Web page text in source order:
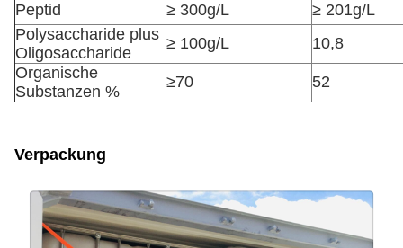
Peptid
≥ 300g/L
≥ 201g/L
Polysaccharide plus
Oligosaccharide
≥ 100g/L
10,8
Organische
Substanzen %
≥70 52
Verpackung